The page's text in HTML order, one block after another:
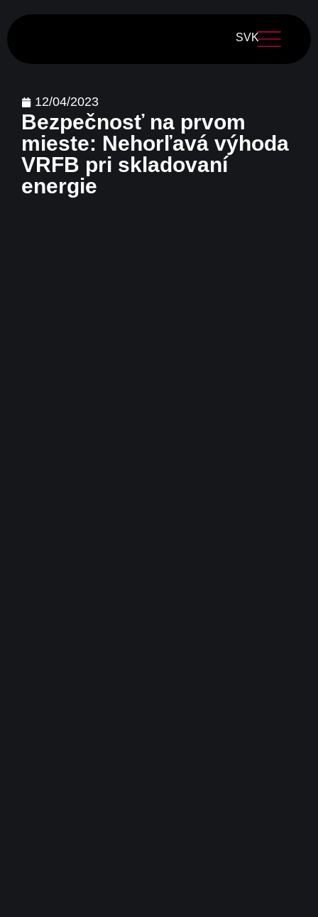
SVK
12/04/2023
Bezpečnosť na prvom
mieste: Nehorľavá výhoda
VRFB pri skladovaní
energie